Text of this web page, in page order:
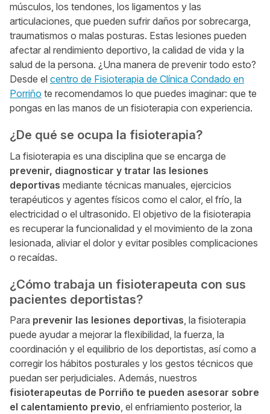
músculos, los tendones, los ligamentos y las
articulaciones, que pueden sufrir daños por sobrecarga,
traumatismos o malas posturas. Estas lesiones pueden
afectar al rendimiento deportivo, la calidad de vida y la
salud de la persona. ¿Una manera de prevenir todo esto?
Desde el centro de Fisioterapia de Clínica Condado en
Porriño te recomendamos lo que puedes imaginar: que te
pongas en las manos de un fisioterapia con experiencia.
¿De qué se ocupa la fisioterapia?
La fisioterapia es una disciplina que se encarga de
prevenir, diagnosticar y tratar las lesiones
deportivas mediante técnicas manuales, ejercicios
terapéuticos y agentes físicos como el calor, el frío, la
electricidad o el ultrasonido. El objetivo de la fisioterapia
es recuperar la funcionalidad y el movimiento de la zona
lesionada, aliviar el dolor y evitar posibles complicaciones
o recaídas.
¿Cómo trabaja un fisioterapeuta con sus
pacientes deportistas?
Para prevenir las lesiones deportivas , la fisioterapia
puede ayudar a mejorar la flexibilidad, la fuerza, la
coordinación y el equilibrio de los deportistas, así como a
corregir los hábitos posturales y los gestos técnicos que
puedan ser perjudiciales. Además, nuestros
fisioterapeutas de Porriño te pueden asesorar sobre
el calentamiento previo , el enfriamiento posterior, la